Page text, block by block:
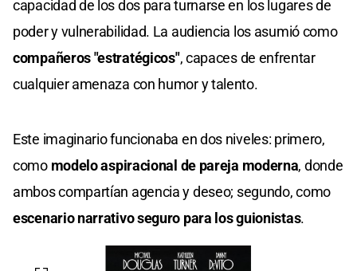
capacidad de los dos para turnarse en los lugares de
poder y vulnerabilidad. La audiencia los asumió como
compañeros "estratégicos", capaces de enfrentar
cualquier amenaza con humor y talento.
Este imaginario funcionaba en dos niveles: primero,
comomodelo aspiracional de pareja moderna, donde
ambos compartían agencia y deseo; segundo, como
escenario narrativo seguro para los guionistas.